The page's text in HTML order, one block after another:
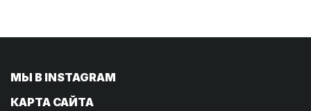
МЫ В INSTAGRAM
КАРТА САЙТА